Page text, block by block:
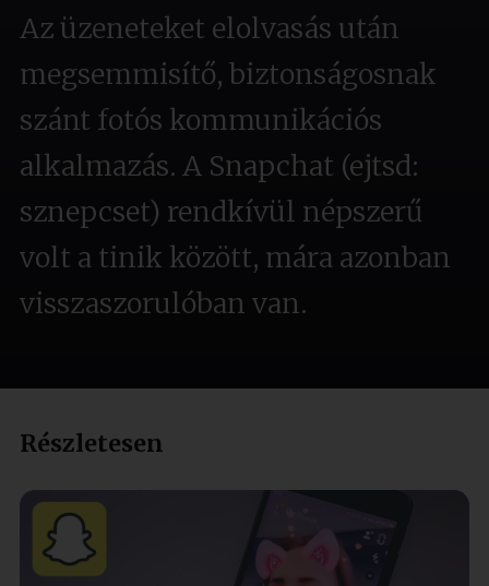
Az üzeneteket elolvasás után
megsemmisítő, biztonságosnak
szánt fotós kommunikációs
alkalmazás. A Snapchat (ejtsd:
sznepcset) rendkívül népszerű
volt a tinik között, mára azonban
visszaszorulóban van.
Részletesen